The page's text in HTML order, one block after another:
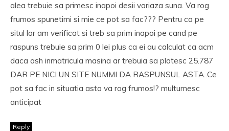
alea trebuie sa primesc inapoi desii variaza suna. Va rog
frumos spunetimi si mie ce pot sa fac??? Pentru ca pe
situl lor am verificat si treb sa prim inapoi pe cand pe
raspuns trebuie sa prim 0 lei plus ca ei au calculat ca acm
daca ash inmatricula masina ar trebuia sa platesc 25.787
DAR PE NICI UN SITE NUMMI DA RASPUNSUL ASTA..Ce
pot sa fac in situatia asta va rog frumos!? multumesc
anticipat
Reply